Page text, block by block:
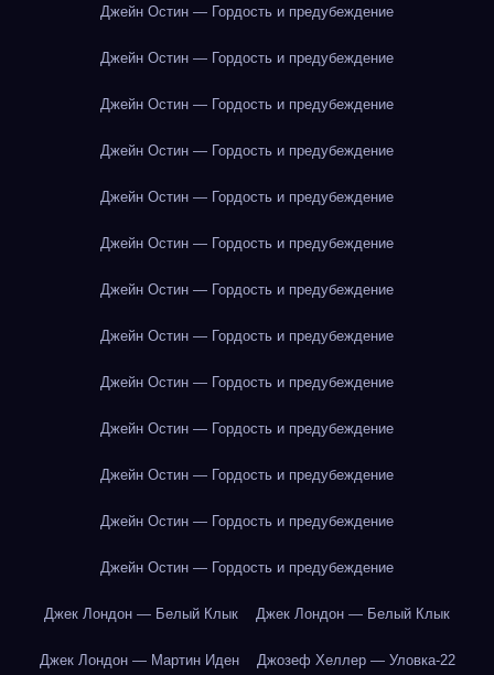
Джейн Остин — Гордость и предубеждение
Джейн Остин — Гордость и предубеждение
Джейн Остин — Гордость и предубеждение
Джейн Остин — Гордость и предубеждение
Джейн Остин — Гордость и предубеждение
Джейн Остин — Гордость и предубеждение
Джейн Остин — Гордость и предубеждение
Джейн Остин — Гордость и предубеждение
Джейн Остин — Гордость и предубеждение
Джейн Остин — Гордость и предубеждение
Джейн Остин — Гордость и предубеждение
Джейн Остин — Гордость и предубеждение
Джейн Остин — Гордость и предубеждение
Джек Лондон — Белый Клык Джек Лондон — Белый Клык
Джек Лондон — Мартин Иден Джозеф Хеллер — Уловка-22